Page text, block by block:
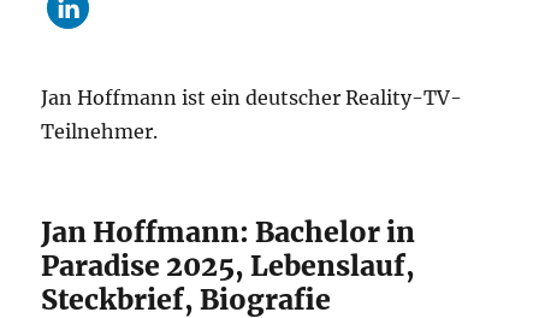
Jan Hoffmann ist ein deutscher Reality-TV-
Teilnehmer.
Jan Hoffmann: Bachelor in
Paradise 2025, Lebenslauf,
Steckbrief, Biografie